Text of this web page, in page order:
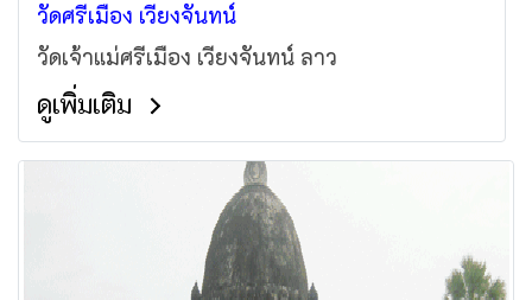
วัดศรีเมือง เวียงจันทน์
วัดเจ้าแม่ศรีเมือง เวียงจันทน์ ลาว
ดูเพิ่มเติม